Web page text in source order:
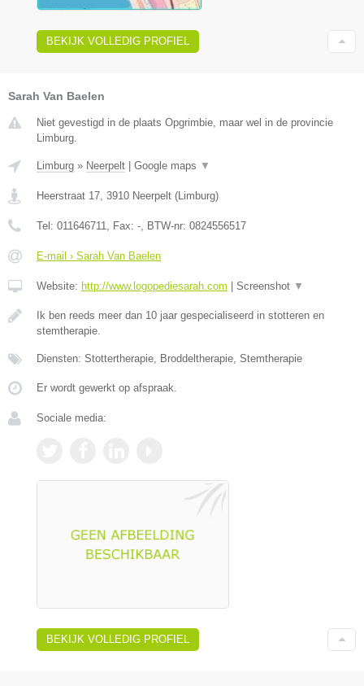
BEKIJK VOLLEDIG PROFIEL
Sarah Van Baelen
Niet gevestigd in de plaats Opgrimbie, maar wel in de provincie
Limburg.
Limburg » Neerpelt | Google maps ▼
Heerstraat 17 3910 Neerpelt (Limburg)
Tel: 011646711 , Fax: - , BTW-nr: 0824556517
E-mail › Sarah Van Baelen
Website: http://www.logopediesarah.com | Screenshot ▼
Ik ben reeds meer dan 10 jaar gespecialiseerd in stotteren en
stemtherapie.
Diensten: Stottertherapie, Broddeltherapie, Stemtherapie
Er wordt gewerkt op afspraak.
Sociale media:
BEKIJK VOLLEDIG PROFIEL